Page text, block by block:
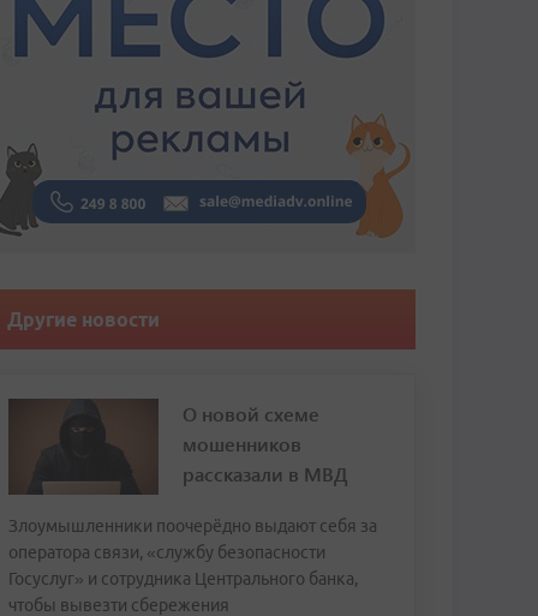
Другие новости
О новой схеме
мошенников
рассказали в МВД
Злоумышленники поочерёдно выдают себя за
оператора связи, «службу безопасности
Госуслуг» и сотрудника Центрального банка,
чтобы вывезти сбережения